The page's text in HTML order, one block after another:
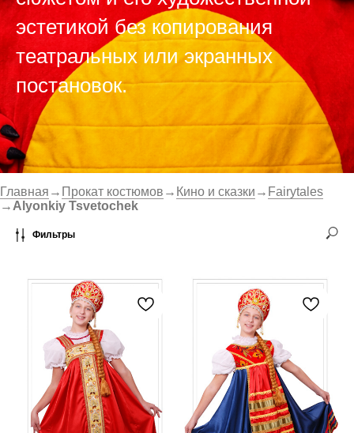
эстетикой без копирования
театральных или экранных
постановок.
Главная → Прокат костюмов → Кино и сказки → Fairytales
→ Alyonkiy Tsvetochek
Фильтры